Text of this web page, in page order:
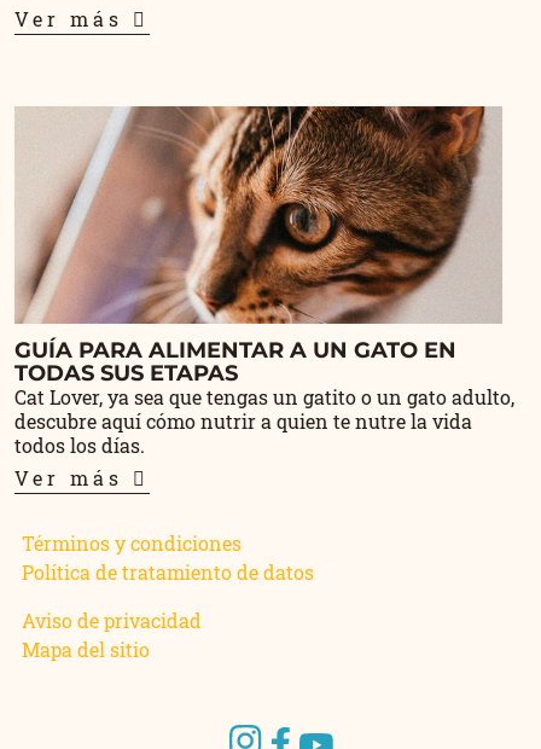
Ver más
GUÍA PARA ALIMENTAR A UN GATO EN
TODAS SUS ETAPAS
Cat Lover, ya sea que tengas un gatito o un gato adulto,
descubre aquí cómo nutrir a quien te nutre la vida
todos los días.
Ver más
Términos y condiciones
Política de tratamiento de datos
Aviso de privacidad
Mapa del sitio